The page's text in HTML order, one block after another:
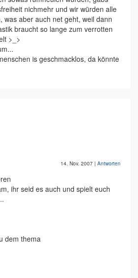
nichmehr und wir würden alle
was aber auch net geht, weil dann
braucht so lange zum verrotten
>_>
is geschmacklos, da könnte
14. Nov. 2007 | Antworten
ihr seid es auch und spielt euch
dem thema